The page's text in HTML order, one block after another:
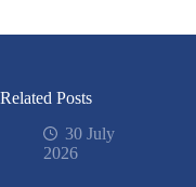
Related Posts
30 July
2026